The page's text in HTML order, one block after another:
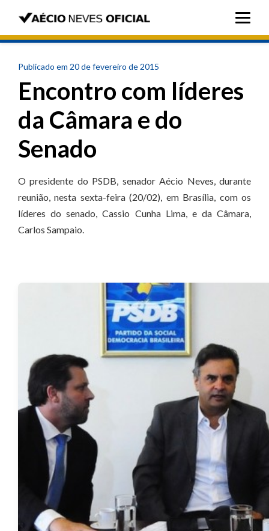
Publicado em 20 de fevereiro de 2015
Encontro com líderes
da Câmara e do
Senado
O presidente do PSDB, senador Aécio Neves, durante
reunião, nesta sexta-feira (20/02), em Brasília, com os
líderes do senado, Cassio Cunha Lima, e da Câmara,
Carlos Sampaio.